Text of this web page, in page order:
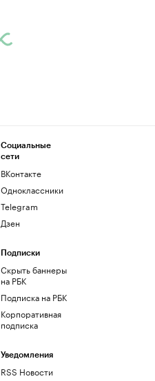
Социальные
сети
ВКонтакте
Одноклассники
Telegram
Дзен
Подписки
Скрыть баннеры
на РБК
Подписка на РБК
Корпоративная
подписка
Уведомления
RSS Новости